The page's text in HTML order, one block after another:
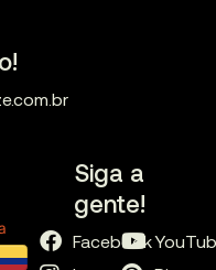
Siga a
gente!
Facebook